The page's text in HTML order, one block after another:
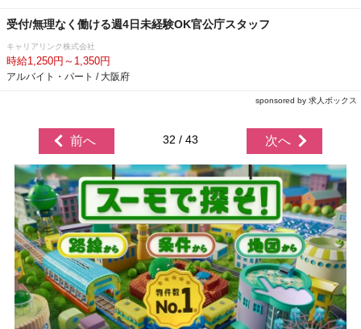
受付/無理なく働ける週4日未経験OK官公庁スタッフ
キャリアリンク株式会社
時給1,250円～1,350円
アルバイト・パート / 大阪府
sponsored by 求人ボックス
前へ 32 / 43 次へ